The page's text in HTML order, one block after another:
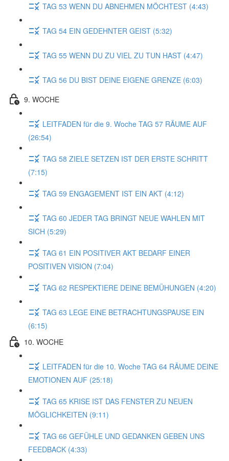
TAG 53 WENN DU ABNEHMEN MÖCHTEST (4:43)
TAG 54 EIN GEDEHNTER GEIST (5:32)
TAG 55 WENN DU ZU VIEL ZU TUN HAST (4:47)
TAG 56 DU BIST DEINE EIGENE GRENZE (6:03)
9. WOCHE
LEITFADEN für die 9. Woche TAG 57 RÄUME AUF
(26:54)
TAG 58 ZIELE SETZEN IST DER ERSTE SCHRITT
(7:15)
TAG 59 ENGAGEMENT IST EIN AKT (4:12)
TAG 60 JEDER TAG BRINGT NEUE WAHLEN MIT
SICH (5:29)
TAG 61 EIN POSITIVER AKT BEDARF EINER
POSITIVEN VISION (7:04)
TAG 62 RESPEKTIERE DEINE BEMÜHUNGEN (4:20)
TAG 63 LEGE EINE BETRACHTUNGSPAUSE EIN
(6:15)
10. WOCHE
LEITFADEN für die 10. Woche TAG 64 RÄUME DEINE
EMOTIONEN AUF (25:18)
TAG 65 KRISE IST DAS FENSTER ZU NEUEN
MÖGLICHKEITEN (9:11)
TAG 66 GEFÜHLE UND GEDANKEN GEBEN UNS
FEEDBACK (4:33)